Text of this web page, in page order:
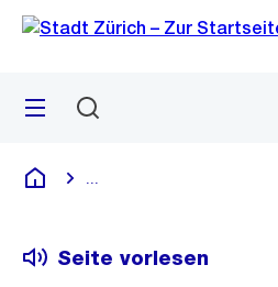
Navigation
Sprunglink
Menü
Deutsch
Seite vorlesen